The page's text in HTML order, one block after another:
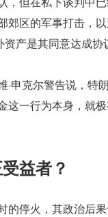
郊区的军事打击，
产是其同意达成
·申克尔警告说，
这一行为本身，就
益者？
的停火，其政治后